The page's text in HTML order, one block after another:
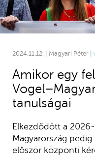
2024.11.12. | Magyari Péter |
Amikor egy
tanulságai
Elkezdődött a
Magyarország
először központi